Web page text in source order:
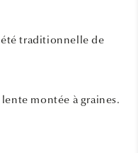
traditionnelle de
montée à graines.